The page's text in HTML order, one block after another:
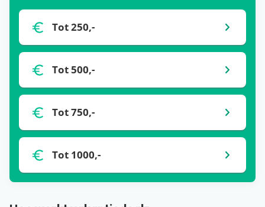
Tot 250,-
Tot 500,-
Tot 750,-
Tot 1000,-